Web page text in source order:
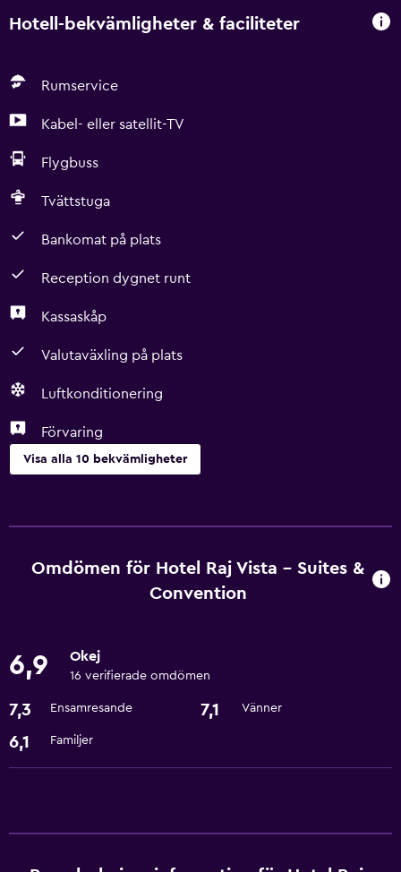
Hotell-bekvämligheter & faciliteter
Rumservice
Kabel- eller satellit-TV
Flygbuss
Tvättstuga
Bankomat på plats
Reception dygnet runt
Kassaskåp
Valutaväxling på plats
Luftkonditionering
Förvaring
Visa alla 10 bekvämligheter
Bankomat på plats
Valutaväxling på plats
Parkering och transport
Media och underhållning
Kabel- eller satellit-TV
Omdömen för Hotel Raj Vista - Suites &
Convention
6,9 Okej
16 verifierade omdömen
7,3 Ensamresande 7,1 Vänner
6,1 Familjer